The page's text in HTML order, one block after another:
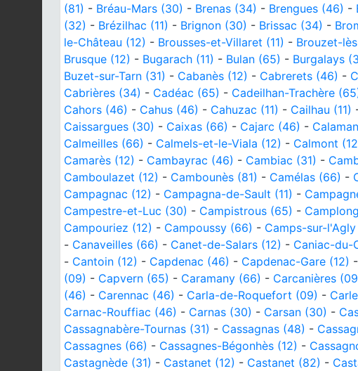
(81) - Bréau-Mars (30) - Brenas (34) - Brengues (46) -
(32) - Brézilhac (11) - Brignon (30) - Brissac (34) -
le-Château (12) - Brousses-et-Villaret (11) - Brouzet-
Brusque (12) - Bugarach (11) - Bulan (65) - Burgalays
Buzet-sur-Tarn (31) - Cabanès (12) - Cabrerets (46) -
Cabrières (34) - Cadéac (65) - Cadeilhan-Trachère
Cahors (46) - Cahus (46) - Cahuzac (11) - Cailhau (11)
Caissargues (30) - Caixas (66) - Cajarc (46) -
Calmeilles (66) - Calmels-et-le-Viala (12) - Calmont
Camarès (12) - Cambayrac (46) - Cambiac (31) -
Camboulazet (12) - Cambounès (81) - Camélas (66) -
Campagnac (12) - Campagna-de-Sault (11) -
Campestre-et-Luc (30) - Campistrous (65) -
Campouriez (12) - Campoussy (66) - Camps-sur-l'Agly
- Canaveilles (66) - Canet-de-Salars (12) - Caniac-du-
- Cantoin (12) - Capdenac (46) - Capdenac-Gare (12) -
(09) - Capvern (65) - Caramany (66) - Carcanières
(46) - Carennac (46) - Carla-de-Roquefort (09) -
Carnac-Rouffiac (46) - Carnas (30) - Carsan (30) -
Cassagnabère-Tournas (31) - Cassagnas (48) -
Cassagnes (66) - Cassagnes-Bégonhès (12) -
Castagnède (31) - Castanet (12) - Castanet (82) -